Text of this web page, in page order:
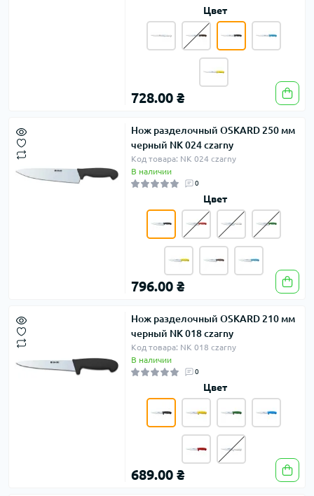
Цвет
728.00 ₴
Нож разделочный OSKARD 250 мм
черный NK 024 czarny
Код товара: NK 024 czarny
В наличии
0
Цвет
796.00 ₴
Нож разделочный OSKARD 210 мм
черный NK 018 czarny
Код товара: NK 018 czarny
В наличии
0
Цвет
689.00 ₴